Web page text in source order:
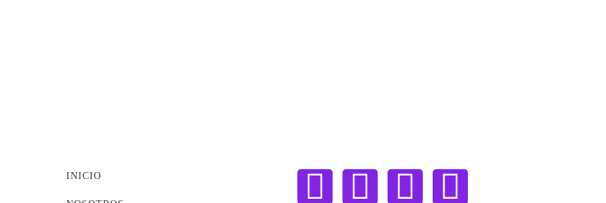
INICIO